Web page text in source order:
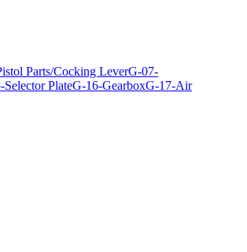
Parts/Cocking LeverG-07-
Selector PlateG-16-GearboxG-17-Air